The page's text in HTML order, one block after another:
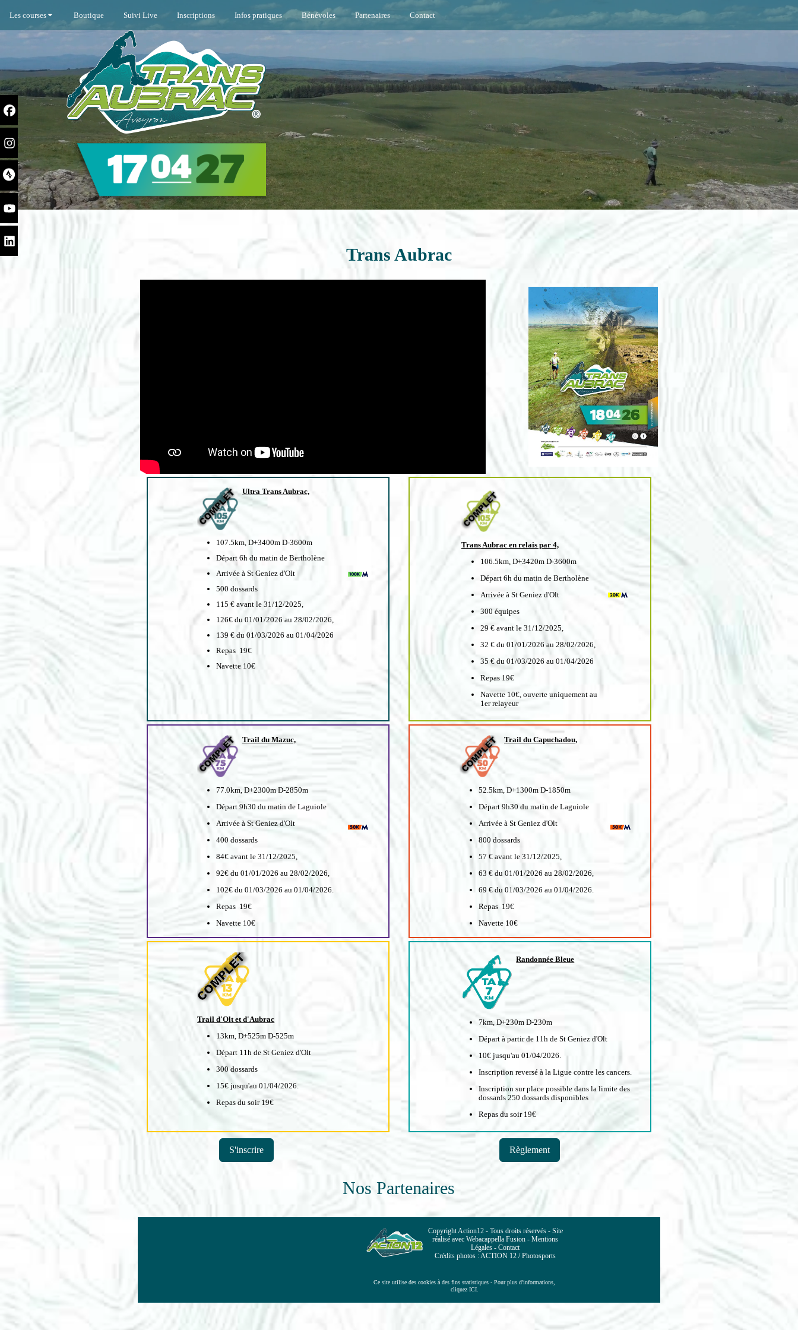
Les courses Boutique Suivi Live Inscriptions Infos pratiques Bénévoles Partenaires Contact
Trans Aubrac
Ultra Trans Aubrac,
107.5km, D+3400m D-3600m
Départ 6h du matin de Bertholène
Arrivée à St Geniez d'Olt
500 dossards
115 € avant le 31/12/2025,
126€ du 01/01/2026 au 28/02/2026,
139 € du 01/03/2026 au 01/04/2026
Repas 19€
Navette 10€
Trans Aubrac en relais par 4,
106.5km, D+3420m D-3600m
Départ 6h du matin de Bertholène
Arrivée à St Geniez d'Olt
300 équipes
29 € avant le 31/12/2025,
32 € du 01/01/2026 au 28/02/2026,
35 € du 01/03/2026 au 01/04/2026
Repas 19€
Navette 10€, ouverte uniquement au
1er relayeur
Trail du Mazuc,
77.0km, D+2300m D-2850m
Départ 9h30 du matin de Laguiole
Arrivée à St Geniez d'Olt
400 dossards
84€ avant le 31/12/2025,
92€ du 01/01/2026 au 28/02/2026,
102€ du 01/03/2026 au 01/04/2026.
Repas 19€
Navette 10€
Trail du Capuchadou,
52.5km, D+1300m D-1850m
Départ 9h30 du matin de Laguiole
Arrivée à St Geniez d'Olt
800 dossards
57 € avant le 31/12/2025,
63 € du 01/01/2026 au 28/02/2026,
69 € du 01/03/2026 au 01/04/2026.
Repas 19€
Navette 10€
Trail d'Olt et d'Aubrac
13km, D+525m D-525m
Départ 11h de St Geniez d'Olt
300 dossards
15€ jusqu'au 01/04/2026.
Repas du soir 19€
Randonnée Bleue
7km, D+230m D-230m
Départ à partir de 11h de St Geniez d'Olt
10€ jusqu'au 01/04/2026.
Inscription reversé à la Ligue contre les cancers.
Inscription sur place possible dans la limite des
dossards 250 dossards disponibles
Repas du soir 19€
S'inscrire Règlement
Nos Partenaires
Copyright Action12 - Tous droits réservés - Site
réalisé avec Webacappella Fusion - Mentions
Légales - Contact
Crédits photos : ACTION 12 / Photosports
Ce site utilise des cookies à des fins statistiques - Pour plus d'informations,
cliquez ICI.